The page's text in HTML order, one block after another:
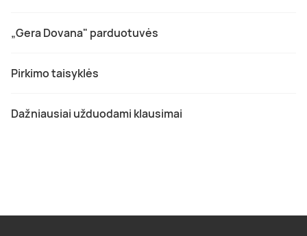
„Gera Dovana" parduotuvės
Pirkimo taisyklės
Dažniausiai užduodami klausimai